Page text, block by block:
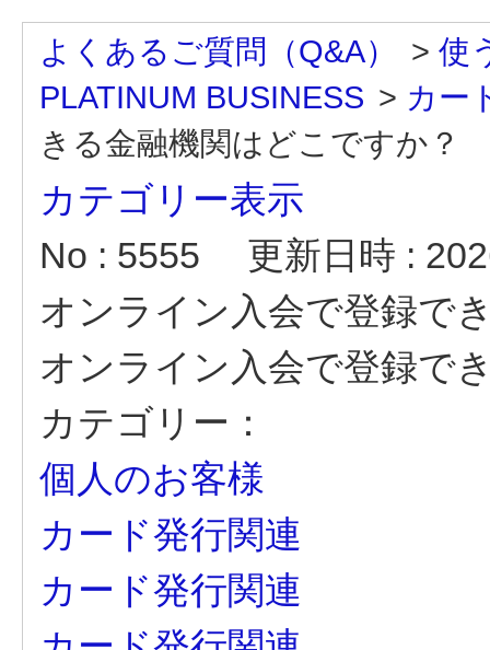
よくあるご質問（Q&A） > 使
PLATINUM BUSINESS > カー
きる金融機関はどこですか？
カテゴリー表示
No : 5555
更新日時 :
オンライン入会で登録で
オンライン入会で登録で
カテゴリー：
個人のお客様
カード発行関連
カード発行関連